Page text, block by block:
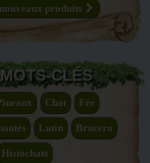
produits
MOTS-CLÉS
Chat Fée
Lutin Brucero
Histochats